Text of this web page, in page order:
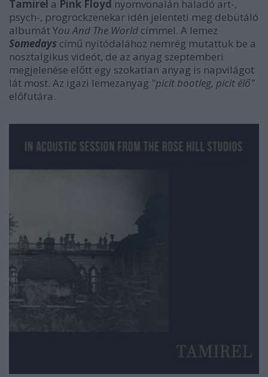
Tamirel a Pink Floyd nyomvonalán haladó art-,
psych-, progrockzenekar idén jelenteti meg debütáló
albumát You And The World címmel. A lemez
Somedays című nyitódalához nemrég mutattuk be a
nosztalgikus videót, de az anyag szeptemberi
megjelenése előtt egy szokatlan anyag is napvilágot
lát most. Az igazi lemezanyag "picit bootleg, picit élő"
előfutára.